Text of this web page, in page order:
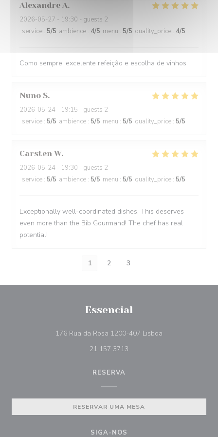
Alexandre A
2026-05-27 - 19:30 - guests 2
service : 5/5 ambience : 4/5 menu : 5/5 quality_price : 4/5
Como sempre, excelente refeição e escolha de vinhos
Nuno S
2026-05-24 - 19:15 - guests 2
service : 5/5 ambience : 5/5 menu : 5/5 quality_price : 5/5
Carsten W
2026-05-24 - 19:30 - guests 2
service : 5/5 ambience : 5/5 menu : 5/5 quality_price : 5/5
Exceptionally well-coordinated dishes. This deserves
even more than the Bib Gourmand! The chef has real
potential!
1 2 3
Essencial
176 Rua da Rosa 1200-407 Lisboa
21 157 3713
RESERVA
RESERVAR UMA MESA
SIGA-NOS